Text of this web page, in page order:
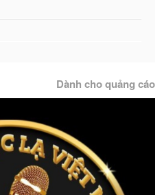
Dành cho quảng cáo